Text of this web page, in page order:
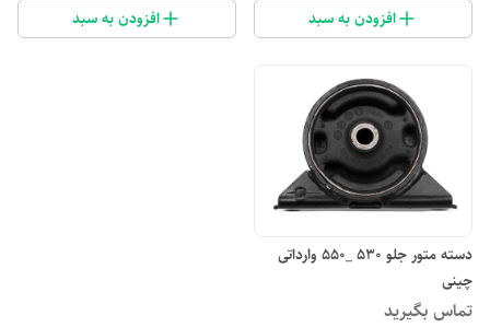
افزودن به سبد افزودن به سبد
دسته متور جلو ۵۳۰ _۵۵۰ وارداتی
چینی
تماس بگیرید